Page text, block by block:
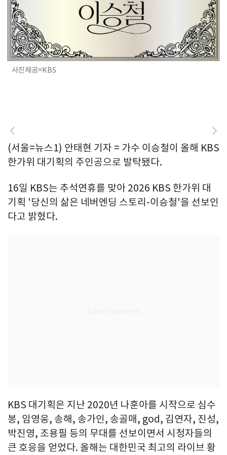
사진제공=KBS
(서울=뉴스1) 안태현 기자 = 가수 이승철이 올해 KBS
한가위 대기획의 주인공으로 발탁됐다.
16일 KBS는 추석연휴를 맞아 2026 KBS 한가위 대
기획 '당신의 삶은 네버엔딩 스토리-이승철'을 선보인
다고 밝혔다.
KBS 대기획은 지난 2020년 나훈아를 시작으로 심수
봉, 임영웅, 송해, 송가인, 송골매, god, 김연자, 진성,
박진영, 조용필 등의 무대를 선보이면서 시청자들의
큰 호응을 얻었다. 올해는 대한민국 최고의 라이브 황